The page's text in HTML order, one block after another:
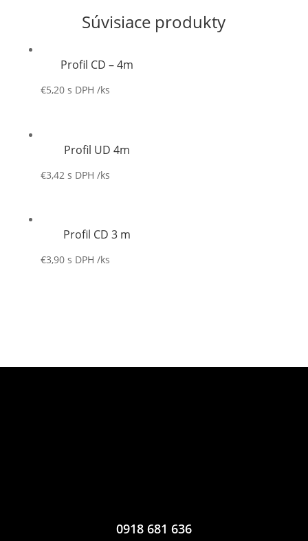
Súvisiace produkty
Profil CD – 4m
€5,20 s DPH /ks
Profil UD 4m
€3,42 s DPH /ks
Profil CD 3 m
€3,90 s DPH /ks
0918 681 636